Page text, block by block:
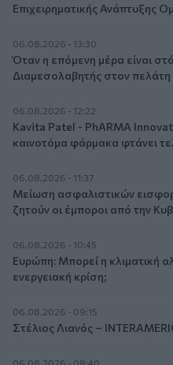
Επιχειρηματικής Ανάπτυξης
06.08.2026 - 13:30
Όταν η επόμενη μέρα είναι
Διαμεσολαβητής στον πελάτη
06.08.2026 - 12:22
Kavita Patel - PhARMA
καινοτόμα φάρμακα φτάνει
06.08.2026 - 11:37
Μείωση ασφαλιστικών
ζητούν οι έμποροι από την
06.08.2026 - 10:45
Ευρώπη: Μπορεί η κλιματική
ενεργειακή κρίση;
06.08.2026 - 09:15
Στέλιος Λιανός –